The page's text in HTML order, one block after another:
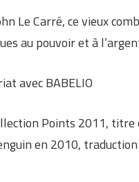
Le Carré, ce vieux
au pouvoir et à
avec BABELIO
Points 2011, titre
en 2010,